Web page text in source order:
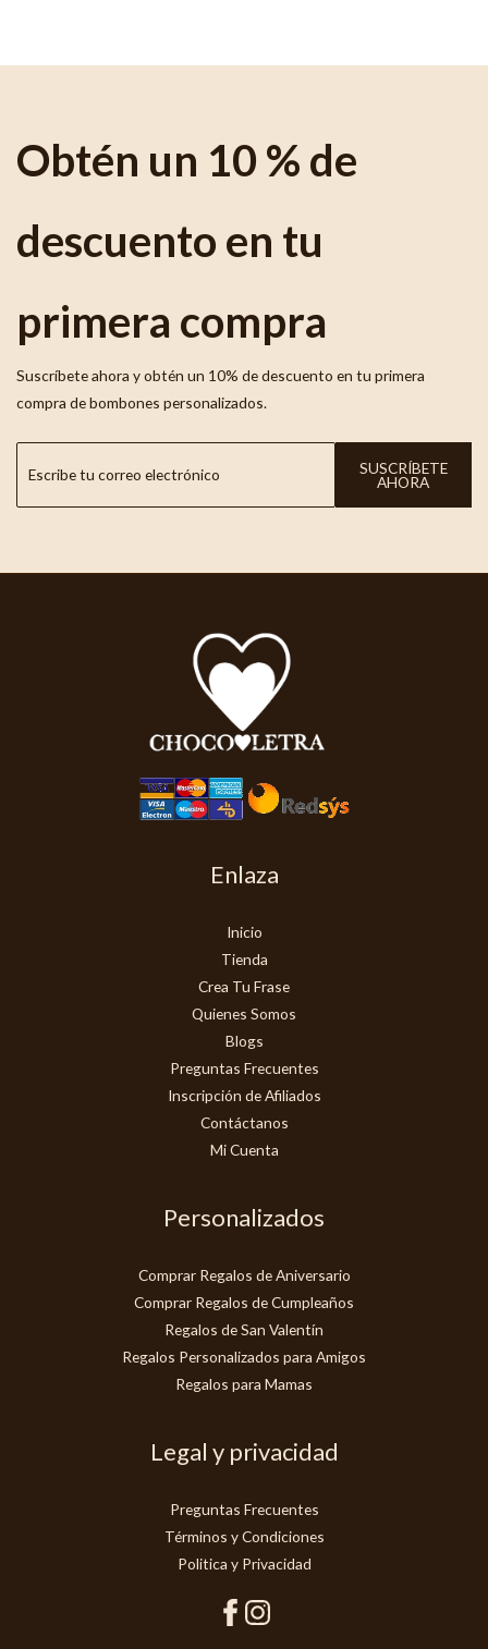
Obtén un 10 % de
descuento en tu
primera compra
Suscríbete ahora y obtén un 10% de descuento en tu primera
compra de bombones personalizados.
SUSCRÍBETE
AHORA
Enlaza
Inicio
Tienda
Crea Tu Frase
Quienes Somos
Blogs
Preguntas Frecuentes
Inscripción de Afiliados
Contáctanos
Mi Cuenta
Personalizados
Comprar Regalos de Aniversario
Comprar Regalos de Cumpleaños
Regalos de San Valentín
Regalos Personalizados para Amigos
Regalos para Mamas
Legal y privacidad
Preguntas Frecuentes
Términos y Condiciones
Politica y Privacidad